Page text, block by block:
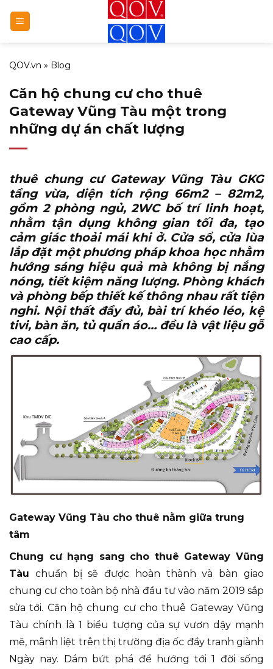
qua
nội
dung
QOV.vn » Blog
Căn hộ chung cư cho thuê
Gateway Vũng Tàu một trong
những dự án chất lượng
thuê chung cư Gateway Vũng Tàu GKG
tầng vừa, diện tích rộng 66m2 – 82m2,
gồm 2 phòng ngủ, 2WC bố trí linh hoạt,
nhằm tận dụng không gian tối đa, tạo
cảm giác thoải mái khi ở. Cửa sổ, cửa lùa
lắp đặt một phương pháp khoa học nhằm
hướng sáng hiệu quả mà không bị nắng
nóng, tiết kiệm năng lượng. Phòng khách
và phòng bếp thiết kế thông nhau rất tiện
nghi. Nội thất đầy đủ, bài trí khéo léo, kệ
tivi, bàn ăn, tủ quần áo… đều là vật liệu gỗ
cao cấp.
Gateway Vũng Tàu cho thuê nằm giữa trung
tâm
Chung cư hạng sang cho thuê Gateway Vũng
Tàu chuẩn bị sẽ được hoàn thành và bàn giao
chung cư cho toàn bộ nhà đầu tư vào năm 2019 sắp
sửa tới. Căn hộ chung cư cho thuê Gateway Vũng
Tàu chính là 1 biểu tượng của sự vươn dậy mạnh
mẽ, mãnh liệt trên thị trường địa ốc đầy tranh giành
Ngày nay. Dám bứt phá để hướng tới 1 đời sống